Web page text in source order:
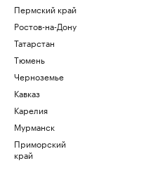
Пермский край
Ростов-на-Дону
Татарстан
Тюмень
Черноземье
Кавказ
Карелия
Мурманск
Приморский
край